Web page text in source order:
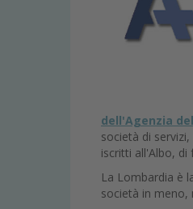
dell'Agenzia
società di
iscritti all'Albo,
La Lombardia è
società in meno,